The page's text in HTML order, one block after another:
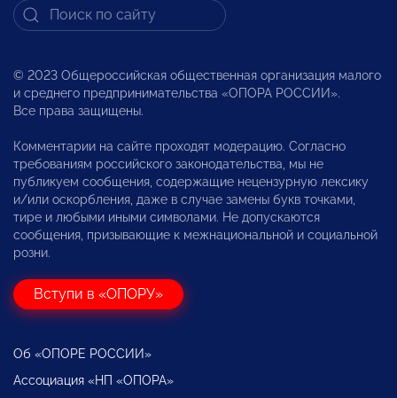
© 2023 Общероссийская общественная организация малого
и среднего предпринимательства «ОПОРА РОССИИ».
Все права защищены.
Комментарии на сайте проходят модерацию. Согласно
требованиям российского законодательства, мы не
публикуем сообщения, содержащие нецензурную лексику
и/или оскорбления, даже в случае замены букв точками,
тире и любыми иными символами. Не допускаются
сообщения, призывающие к межнациональной и социальной
розни.
Вступи в «ОПОРУ»
Об «ОПОРЕ РОССИИ»
Ассоциация «НП «ОПОРА»